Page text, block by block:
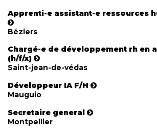
Apprenti-e assistant-e ressources
Béziers
Chargé-e de développement rh en
(h/f/x)
Saint-jean-de-védas
Développeur IA F/H
Mauguio
Secretaire general
Montpellier